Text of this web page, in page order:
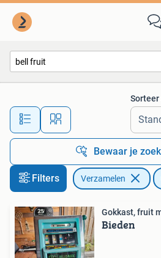
Alle afstanden…
Sorteer
Bewaar je
Filters Verzamelen
Gokkast, fruit
Bieden